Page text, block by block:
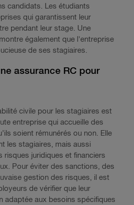
candidats. Les étudiants
qui garantissent leur
pendant leur stage. Une
également que l'entreprise
de ses stagiaires.
assurance RC pour
civile pour les stagiaires est
entreprise qui accueille des
soient rémunérés ou non. Elle
les stagiaires, mais aussi
risques juridiques et financiers
Pour éviter des sanctions, des
gestion des risques, il est
de vérifier que leur
adaptée aux besoins spécifiques